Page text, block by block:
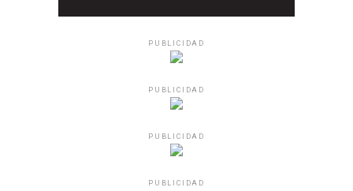
PUBLICIDAD
PUBLICIDAD
PUBLICIDAD
PUBLICIDAD